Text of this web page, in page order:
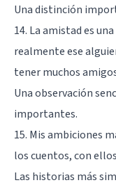
Una distinción
14. La amistad es
realmente ese
tener muchos
Una observación
importantes.
15. Mis ambiciones
los cuentos, con
Las historias más